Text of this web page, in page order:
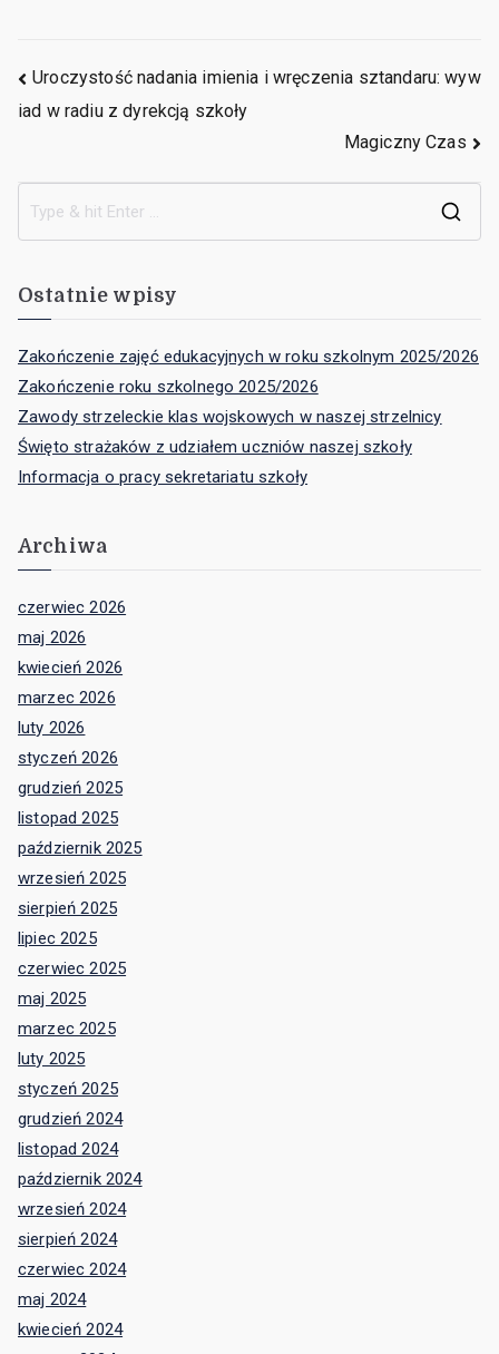
Uroczystość nadania imienia i wręczenia sztandaru: wyw
iad w radiu z dyrekcją szkoły
Magiczny Czas
Ostatnie wpisy
Zakończenie zajęć edukacyjnych w roku szkolnym 2025/2026
Zakończenie roku szkolnego 2025/2026
Zawody strzeleckie klas wojskowych w naszej strzelnicy
Święto strażaków z udziałem uczniów naszej szkoły
Informacja o pracy sekretariatu szkoły
Archiwa
czerwiec 2026
maj 2026
kwiecień 2026
marzec 2026
luty 2026
styczeń 2026
grudzień 2025
listopad 2025
październik 2025
wrzesień 2025
sierpień 2025
lipiec 2025
czerwiec 2025
maj 2025
marzec 2025
luty 2025
styczeń 2025
grudzień 2024
listopad 2024
październik 2024
wrzesień 2024
sierpień 2024
czerwiec 2024
maj 2024
kwiecień 2024